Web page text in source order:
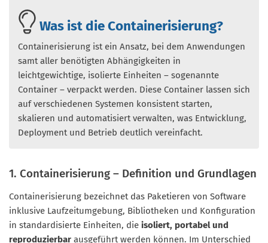
Was ist die Containerisierung?
Containerisierung ist ein Ansatz, bei dem Anwendungen
samt aller benötigten Abhängigkeiten in
leichtgewichtige, isolierte Einheiten – sogenannte
Container – verpackt werden. Diese Container lassen sich
auf verschiedenen Systemen konsistent starten,
skalieren und automatisiert verwalten, was Entwicklung,
Deployment und Betrieb deutlich vereinfacht.
1. Containerisierung – Definition und Grundlagen
Containerisierung bezeichnet das Paketieren von Software
inklusive Laufzeitumgebung, Bibliotheken und Konfiguration
in standardisierte Einheiten, die isoliert, portabel und
reproduzierbar ausgeführt werden können. Im Unterschied